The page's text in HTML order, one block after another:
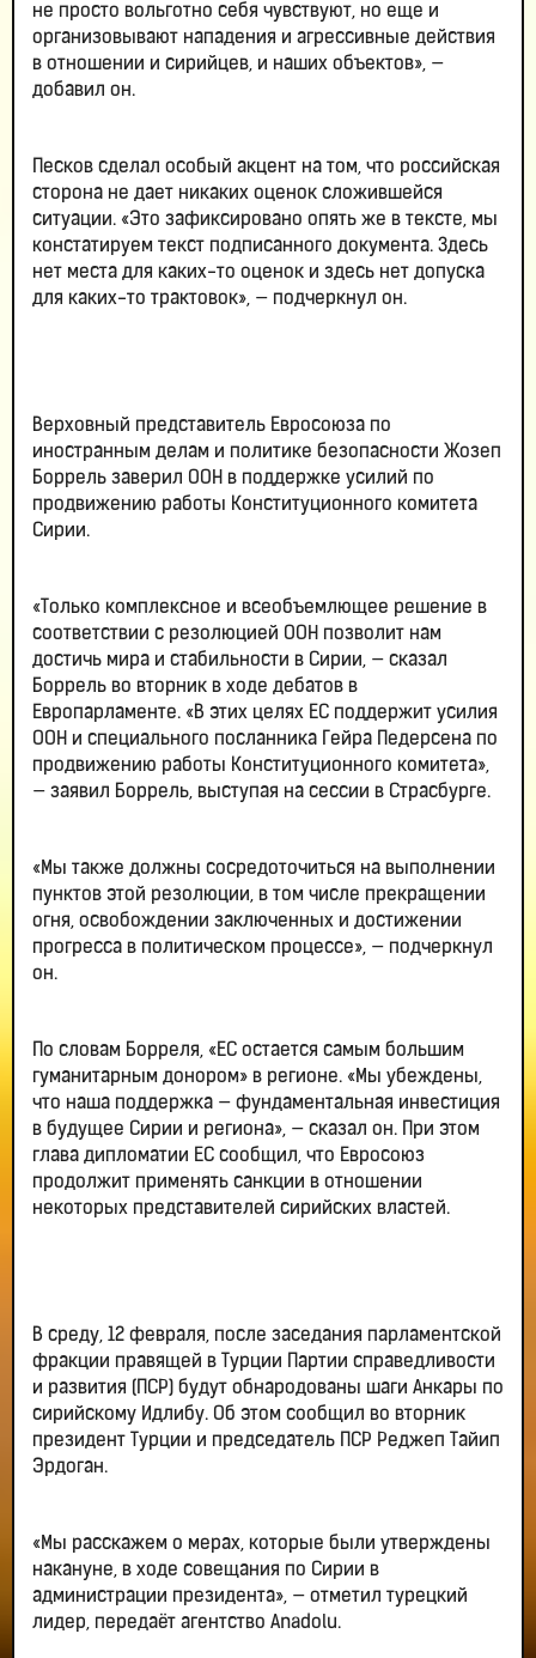
не просто вольготно себя чувствуют, но еще и
организовывают нападения и агрессивные действия
в отношении и сирийцев, и наших объектов», —
добавил он.
Песков сделал особый акцент на том, что российская
сторона не дает никаких оценок сложившейся
ситуации. «Это зафиксировано опять же в тексте, мы
констатируем текст подписанного документа. Здесь
нет места для каких-то оценок и здесь нет допуска
для каких-то трактовок», — подчеркнул он.
Верховный представитель Евросоюза по
иностранным делам и политике безопасности Жозеп
Боррель заверил ООН в поддержке усилий по
продвижению работы Конституционного комитета
Сирии.
«Только комплексное и всеобъемлющее решение в
соответствии с резолюцией ООН позволит нам
достичь мира и стабильности в Сирии, — сказал
Боррель во вторник в ходе дебатов в
Европарламенте. «В этих целях ЕС поддержит усилия
ООН и специального посланника Гейра Педерсена по
продвижению работы Конституционного комитета»,
— заявил Боррель, выступая на сессии в Страсбурге.
«Мы также должны сосредоточиться на выполнении
пунктов этой резолюции, в том числе прекращении
огня, освобождении заключенных и достижении
прогресса в политическом процессе», — подчеркнул
он.
По словам Борреля, «ЕС остается самым большим
гуманитарным донором» в регионе. «Мы убеждены,
что наша поддержка — фундаментальная инвестиция
в будущее Сирии и региона», — сказал он. При этом
глава дипломатии ЕС сообщил, что Евросоюз
продолжит применять санкции в отношении
некоторых представителей сирийских властей.
В среду, 12 февраля, после заседания парламентской
фракции правящей в Турции Партии справедливости
и развития (ПСР) будут обнародованы шаги Анкары по
сирийскому Идлибу. Об этом сообщил во вторник
президент Турции и председатель ПСР Реджеп Тайип
Эрдоган.
«Мы расскажем о мерах, которые были утверждены
накануне, в ходе совещания по Сирии в
администрации президента», — отметил турецкий
лидер, передаёт агентство Anadolu.